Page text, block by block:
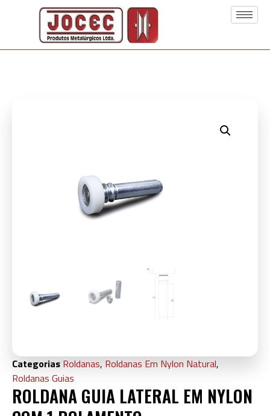
Categorias Roldanas, Roldanas Em Nylon Natural,
Roldanas Guias
ROLDANA GUIA LATERAL EM NYLON